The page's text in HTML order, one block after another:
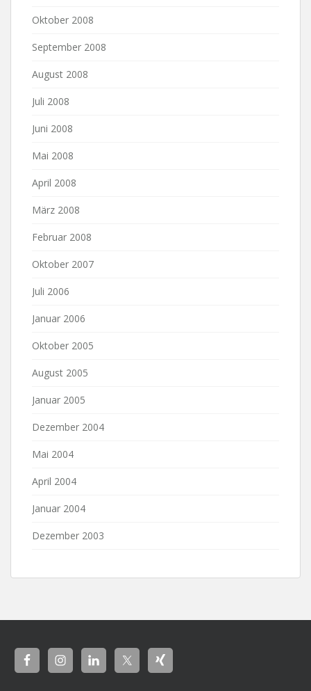
Oktober 2008
September 2008
August 2008
Juli 2008
Juni 2008
Mai 2008
April 2008
März 2008
Februar 2008
Oktober 2007
Juli 2006
Januar 2006
Oktober 2005
August 2005
Januar 2005
Dezember 2004
Mai 2004
April 2004
Januar 2004
Dezember 2003